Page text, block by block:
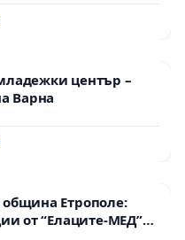
център –
Варна
Етрополе:
от “Елаците-МЕД”